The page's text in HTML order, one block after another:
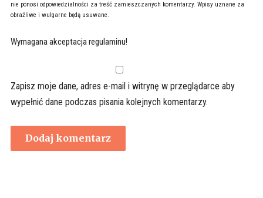
nie ponosi odpowiedzialności za treść zamieszczanych komentarzy. Wpisy uznane za
obraźliwe i wulgarne będą usuwane.
Wymagana akceptacja regulaminu!
Zapisz moje dane, adres e-mail i witrynę w przeglądarce aby
wypełnić dane podczas pisania kolejnych komentarzy.